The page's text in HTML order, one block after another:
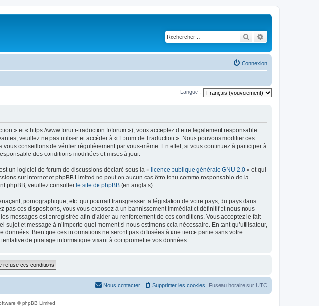
Rechercher
Connexion
Langue :
» et « https://www.forum-traduction.fr/forum »), vous acceptez d’être légalement responsable
veuillez ne pas utiliser et accéder à « Forum de Traduction ». Nous pouvons modifier ces
conseillons de vérifier régulièrement par vous-même. En effet, si vous continuez à participer à
des conditions modifiées et mises à jour.
un logiciel de forum de discussions déclaré sous la « licence publique générale GNU 2.0 » et qui
sur internet et phpBB Limited ne peut en aucun cas être tenu comme responsable de la
phpBB, veuillez consulter le site de phpBB (en anglais).
pornographique, etc. qui pourrait transgresser la législation de votre pays, du pays dans
ces dispositions, vous vous exposez à un bannissement immédiat et définitif et nous nous
messages est enregistrée afin d’aider au renforcement de ces conditions. Vous acceptez le fait
et message à n’importe quel moment si nous estimons cela nécessaire. En tant qu’utilisateur,
Bien que ces informations ne seront pas diffusées à une tierce partie sans votre
de piratage informatique visant à compromettre vos données.
Fuseau horaire sur UTC
Supprimer les cookies
Nous contacter
© phpBB Limited